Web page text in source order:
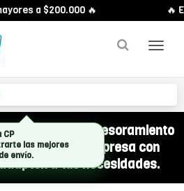
a $200.000 🔥 🔥
y recibí asesoramiento
equipar a tu empresa con
a tus necesidades.